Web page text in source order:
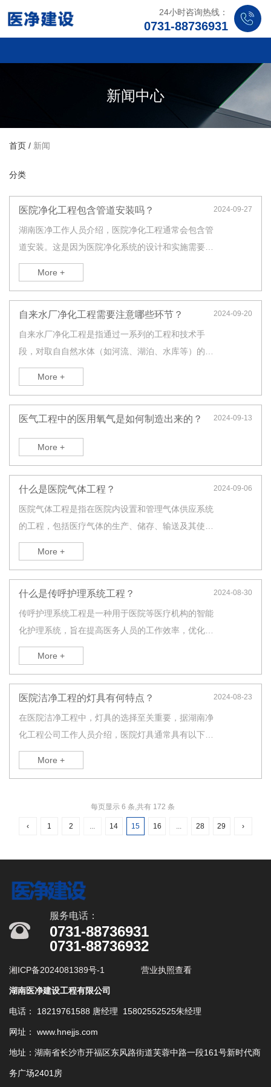
24小时咨询热线：
0731-88736931
新闻中心
首页 / 新闻
分类
2024-09-27
医院净化工程包含管道安装吗？
湖南医净工作人员介绍，医院净化工程通常会包含管
道安装。这是因为医院净化系统的设计和实施需要有
完善的水、气、废物等管道系统，以确保医院的各项
功能正常运作。具体来说，医院净化工程中可能涉及
More +
2024-09-20
自来水厂净化工程需要注意哪些环节？
自来水厂净化工程是指通过一系列的工程和技术手
段，对取自自然水体（如河流、湖泊、水库等）的水
进行净化处理，以满足饮用水的卫生标准和使用要
求。该工程通常包括以下几个主要环节：
More +
2024-09-13
医气工程中的医用氧气是如何制造出来的？
More +
2024-09-06
什么是医院气体工程？
医院气体工程是指在医院内设置和管理气体供应系统
的工程，包括医疗气体的生产、储存、输送及其使
用。医疗气体在医院中起着至关重要的作用，支持临
床治疗和医疗服务。主要包括以下几个方面：
More +
2024-08-30
什么是传呼护理系统工程？
传呼护理系统工程是一种用于医院等医疗机构的智能
化护理系统，旨在提高医务人员的工作效率，优化医
护流程，提升护理质量。传呼护理系统通过将患者和
医护人员之间的信息传递和沟通过程数字化和自动
More +
2024-08-23
医院洁净工程的灯具有何特点？
在医院洁净工程中，灯具的选择至关重要，据湖南净
化工程公司工作人员介绍，医院灯具通常具有以下特
点：1. 防水防尘：医院环境需要保持洁净和无菌，
因此灯具通常具有防水防尘的设计，可以有效防止水
More +
每页显示 6 条,共有 172 条
‹ 1 2 ... 14 15 16 ... 28 29 ›
服务电话：
0731-88736931
0731-88736932
湘ICP备2024081389号-1 营业执照查看
湖南医净建设工程有限公司
电话： 18219761588 唐经理 15802552525朱经理
网址： www.hnejjs.com
地址：湖南省长沙市开福区东风路街道芙蓉中路一段161号新时代商
务广场2401房